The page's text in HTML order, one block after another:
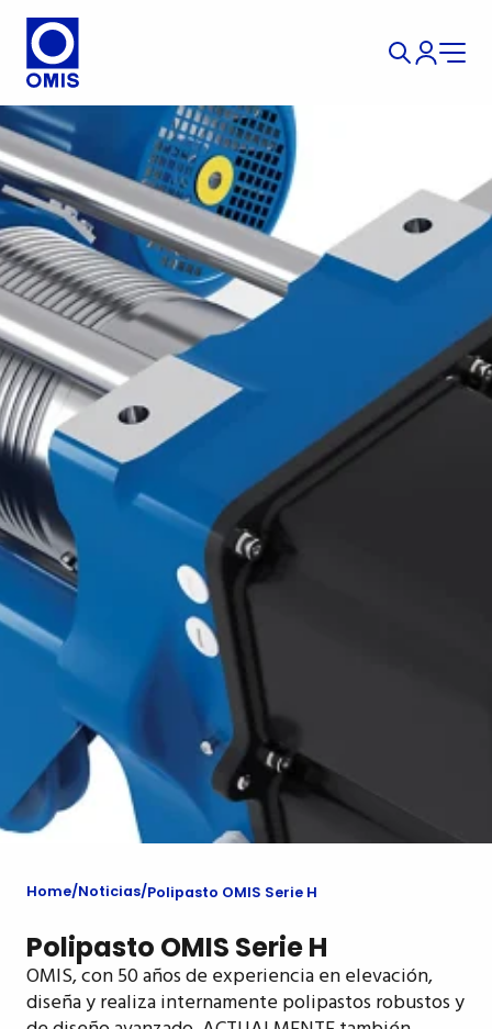
Home Noticias Polipasto OMIS Serie H
Polipasto OMIS Serie H
OMIS, con 50 años de experiencia en elevación,
diseña y realiza internamente polipastos robustos y